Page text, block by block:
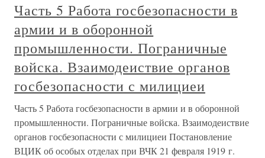
Часть 5 Работа госбезопасности в
армии и в оборонной
промышленности. Пограничные
войска. Взаимодеиствие органов
госбезопасности с милициеи
Часть 5 Работа госбезопасности в армии и в оборонной
промышленности. Пограничные войска. Взаимодеиствие
органов госбезопасности с милициеи Постановление
ВЦИК об особых отделах при ВЧК 21 февраля 1919 г.